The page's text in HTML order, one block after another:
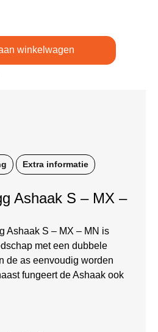
winkelwagen
Extra informatie
Ashaak S – MX –
Ashaak S – MX – MN is
met een dubbele
de as eenvoudig worden
fungeert de Ashaak ook